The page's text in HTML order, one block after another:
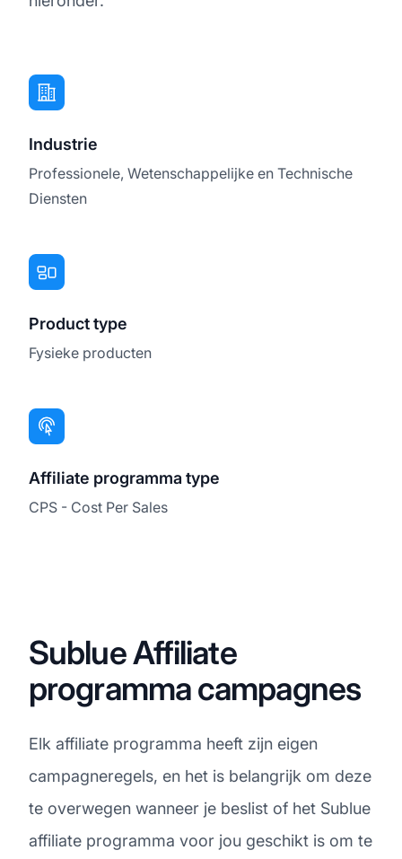
Industrie
Professionele, Wetenschappelijke en Technische
Diensten
Product type
Fysieke producten
Affiliate programma type
CPS - Cost Per Sales
Sublue Affiliate
programma campagnes
Elk affiliate programma heeft zijn eigen
campagneregels, en het is belangrijk om deze
te overwegen wanneer je beslist of het Sublue
affiliate programma voor jou geschikt is om te